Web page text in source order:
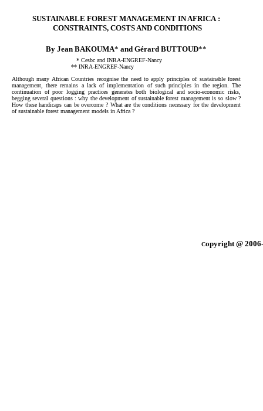
SUSTAINABLE FOREST MANAGEMENT IN AFRICA :
CONSTRAINTS, COSTS AND CONDITIONS
By Jean BAKOUMA* and Gérard BUTTOUD**
* Cesbc and INRA-ENGREF-Nancy
** INRA-ENGREF-Nancy
Although many African Countries recognise the need to apply principles of sustainable forest
management, there remains a lack of implementation of such principles in the region. The
continuation of poor logging practices generates both biological and socio-economic risks,
begging several questions : why the development of sustainable forest management is so slow ?
How these handicaps can be overcome ? What are the conditions necessary for the development
of sustainable forest management models in Africa ?
Copyright @